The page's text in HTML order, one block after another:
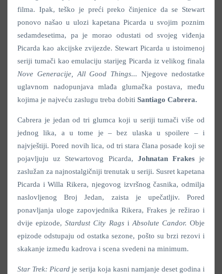
filma. Ipak, teško je preći preko činjenice da se Stewart
ponovo našao u ulozi kapetana Picarda u svojim poznim
sedamdesetima, pa je morao odustati od svojeg viđenja
Picarda kao akcijske zvijezde. Stewart Picarda u istoimenoj
seriji tumači kao emulaciju starijeg Picarda iz velikog finala
Nove Generacije, All Good Things... Njegove nedostatke
uglavnom nadopunjava mlađa glumačka postava, među
kojima je najveću zaslugu treba dobiti Santiago Cabrera.
Cabrera je jedan od tri glumca koji u seriji tumači više od
jednog lika, a u tome je – bez ulaska u spoilere – i
najvještiji. Pored novih lica, od tri stara člana posade koji se
pojavljuju uz Stewartovog Picarda, Johnatan Frakesje
zaslužan za najnostalgičniji trenutak u seriji. Susret kapetana
Picarda i Willa Rikera, njegovog izvršnog časnika, odmilja
naslovljenog Broj Jedan, zaista je upečatljiv. Pored
ponavljanja uloge zapovjednika Rikera, Frakes je režirao i
dvije epizode,Stardust City RagsiAbsolute Candor. Obje
epizode odstupaju od ostatka sezone, pošto su brzi rezovi i
skakanje između kadrova i scena svedeni na minimum.
Star Trek: Picard je serija koja kasni namjanje deset godina i